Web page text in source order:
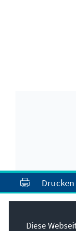
Drucken
Anschrift
Diese